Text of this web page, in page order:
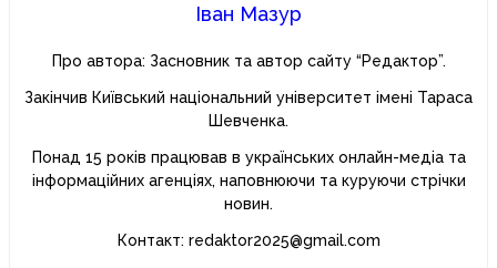
Іван Мазур
Про автора: Засновник та автор сайту “Редактор”.
Закінчив Київський національний університет імені Тараса
Шевченка.
Понад 15 років працював в українських онлайн-медіа та
інформаційних агенціях, наповнюючи та куруючи стрічки
новин.
Контакт: redaktor2025@gmail.com